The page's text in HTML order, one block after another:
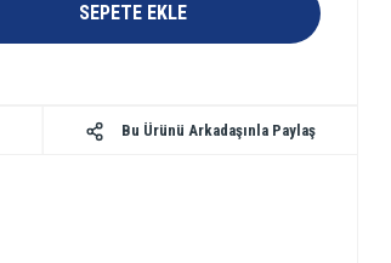
SEPETE EKLE
Bu Ürünü Arkadaşınla Paylaş